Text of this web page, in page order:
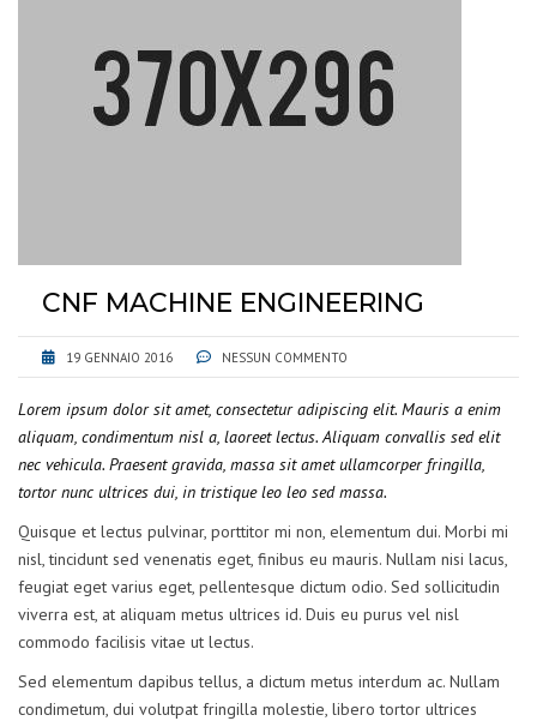
CNF MACHINE ENGINEERING
19 GENNAIO 2016 NESSUN COMMENTO
Lorem ipsum dolor sit amet, consectetur adipiscing elit. Mauris a enim
aliquam, condimentum nisl a, laoreet lectus. Aliquam convallis sed elit
nec vehicula. Praesent gravida, massa sit amet ullamcorper fringilla,
tortor nunc ultrices dui, in tristique leo leo sed massa.
Quisque et lectus pulvinar, porttitor mi non, elementum dui. Morbi mi
nisl, tincidunt sed venenatis eget, finibus eu mauris. Nullam nisi lacus,
feugiat eget varius eget, pellentesque dictum odio. Sed sollicitudin
viverra est, at aliquam metus ultrices id. Duis eu purus vel nisl
commodo facilisis vitae ut lectus.
Sed elementum dapibus tellus, a dictum metus interdum ac. Nullam
condimetum, dui volutpat fringilla molestie, libero tortor ultrices